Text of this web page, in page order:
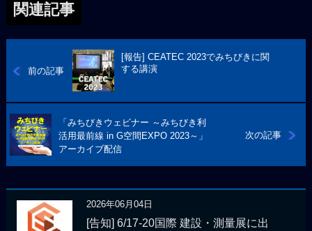
関連記事
前の記事
[報告] CEATEC 2023でみちびきに関
する講演
次の記事
「みちびきウェビナー ～みちびき利
活用最前線 in G空間EXPO 2023～」
アーカイブ配信
2026年06月04日
[告知] 6/17-20国際 建設・測量展に出